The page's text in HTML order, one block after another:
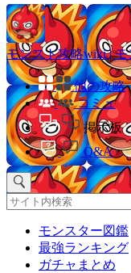
モンスト攻略wiki |
他の攻略
コミュ
掲示板
Q&A
モンスター図鑑
最強ランキング
ガチャまとめ